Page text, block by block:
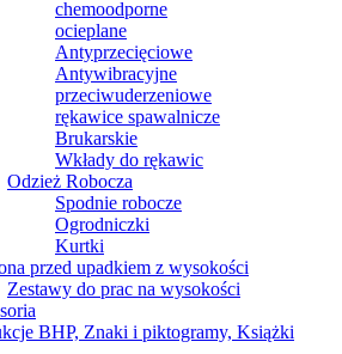
chemoodporne
ocieplane
Antyprzecięciowe
Antywibracyjne
przeciwuderzeniowe
rękawice spawalnicze
Brukarskie
Wkłady do rękawic
Odzież Robocza
Spodnie robocze
Ogrodniczki
Kurtki
przed upadkiem z wysokości
Zestawy do prac na wysokości
BHP, Znaki i piktogramy, Książki